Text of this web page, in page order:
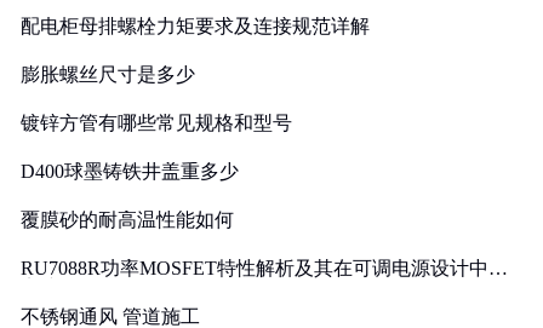
配电柜母排螺栓力矩要求及连接规范详解
膨胀螺丝尺寸是多少
镀锌方管有哪些常见规格和型号
D400球墨铸铁井盖重多少
覆膜砂的耐高温性能如何
RU7088R功率MOSFET特性解析及其在可调电源设计中的
不锈钢通风 管道施工